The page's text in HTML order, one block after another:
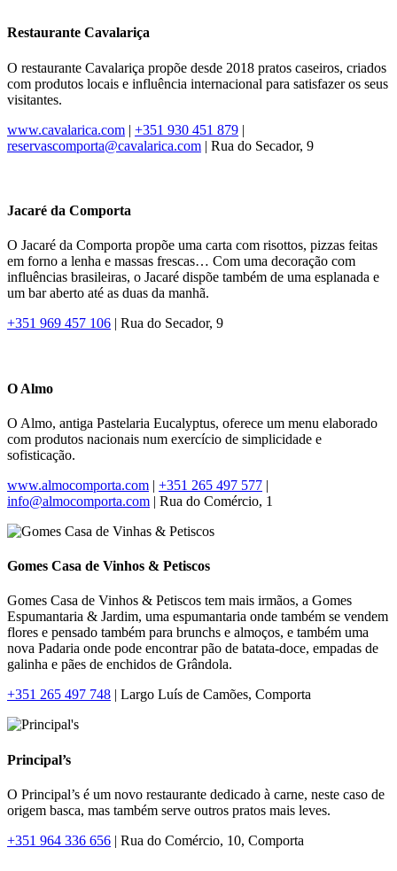
Restaurante Cavalariça
O restaurante Cavalariça propõe desde 2018 pratos caseiros, criados
com produtos locais e influência internacional para satisfazer os seus
visitantes.
www.cavalarica.com | +351 930 451 879 |
reservascomporta@cavalarica.com | Rua do Secador, 9
Jacaré da Comporta
O Jacaré da Comporta propõe uma carta com risottos, pizzas feitas
em forno a lenha e massas frescas… Com uma decoração com
influências brasileiras, o Jacaré dispõe também de uma esplanada e
um bar aberto até as duas da manhã.
+351 969 457 106 | Rua do Secador, 9
O Almo
O Almo, antiga Pastelaria Eucalyptus, oferece um menu elaborado
com produtos nacionais num exercício de simplicidade e
sofisticação.
www.almocomporta.com | +351 265 497 577 |
info@almocomporta.com | Rua do Comércio, 1
Gomes Casa de Vinhos & Petiscos
Gomes Casa de Vinhos & Petiscos tem mais irmãos, a Gomes
Espumantaria & Jardim, uma espumantaria onde também se vendem
flores e pensado também para brunchs e almoços, e também uma
nova Padaria onde pode encontrar pão de batata-doce, empadas de
galinha e pães de enchidos de Grândola.
+351 265 497 748 | Largo Luís de Camões, Comporta
Principal’s
O Principal’s é um novo restaurante dedicado à carne, neste caso de
origem basca, mas também serve outros pratos mais leves.
+351 964 336 656 | Rua do Comércio, 10, Comporta